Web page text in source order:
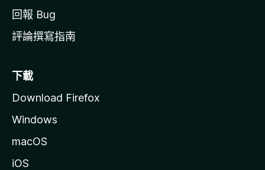
回報 Bug
評論撰寫指南
下載
Download Firefox
Windows
macOS
iOS